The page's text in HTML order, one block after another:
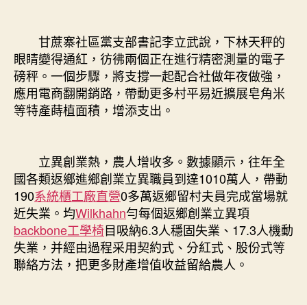
甘蔗寨社區黨支部書記李立武說，下林天秤的
眼睛變得通紅，彷彿兩個正在進行精密測量的電子
磅秤。一個步驟，將支撐一起配合社做年夜做強，
應用電商翻開銷路，帶動更多村平易近擴展皂角米
等特產蒔植面積，增添支出。
立異創業熱，農人增收多。數據顯示，往年全
國各類返鄉進鄉創業立異職員到達1010萬人，帶動
190系統櫃工廠直營0多萬返鄉留村夫員完成當場就
近失業。均Wilkhahn勻每個返鄉創業立異項
backbone工學椅目吸納6.3人穩固失業、17.3人機動
失業，并經由過程采用契約式、分紅式、股份式等
聯絡方法，把更多財產增值收益留給農人。